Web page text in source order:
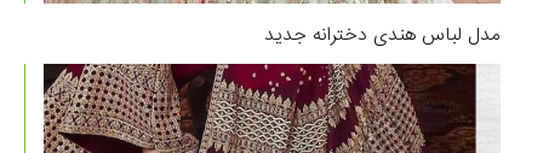
مدل لباس هندی دخترانه جدید